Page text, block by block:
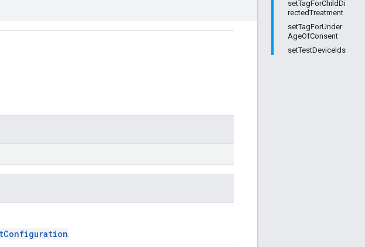
setTagForChildDi
rectedTreatment
setTagForUnder
AgeOfConsent
setTestDeviceIds